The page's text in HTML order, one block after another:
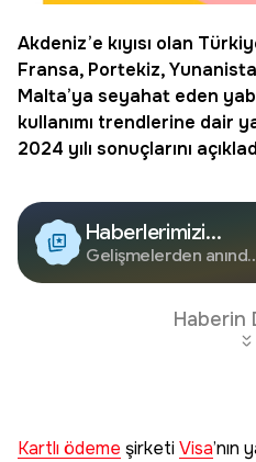
Akdeniz’e kıyısı olan
Fransa, Portekiz,
Malta’ya seyahat eden
kullanımı trendlerine dair
2024 yılı sonuçlarını
Haberlerimizi
Google'da Takip
Edin
Gelişmelerden anında
Haberin
Kartlı ödeme şirketiVisa’nın